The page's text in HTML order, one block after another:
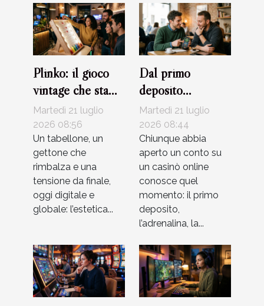
Plinko: il gioco
vintage che sta
rivoluzionando
l’intrattenimento
digitale
Martedì 21 luglio
2026 08:56
Un tabellone, un
gettone che
rimbalza e una
tensione da finale,
oggi digitale e
globale: l’estetica...
Dal primo
deposito
all’upgrade vip:
racconti veri di
giocatori
Martedì 21 luglio
2026 08:44
Chiunque abbia
aperto un conto su
un casinò online
conosce quel
momento: il primo
deposito,
l’adrenalina, la...